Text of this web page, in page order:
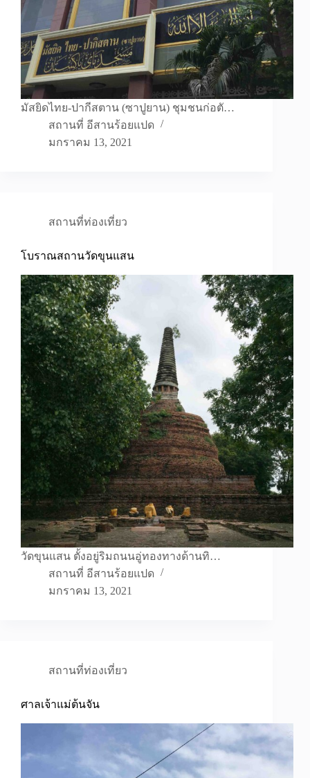
มัสยิดไทย-ปากีสตาน (ซาปูยาน) ชุมชนก่อตั…
สถานที่ อีสานร้อยแปด
มกราคม 13, 2021
สถานที่ท่องเที่ยว
โบราณสถานวัดขุนแสน
วัดขุนแสน ตั้งอยู่ริมถนนอู่ทองทางด้านทิ…
สถานที่ อีสานร้อยแปด
มกราคม 13, 2021
สถานที่ท่องเที่ยว
ศาลเจ้าแม่ต้นจัน